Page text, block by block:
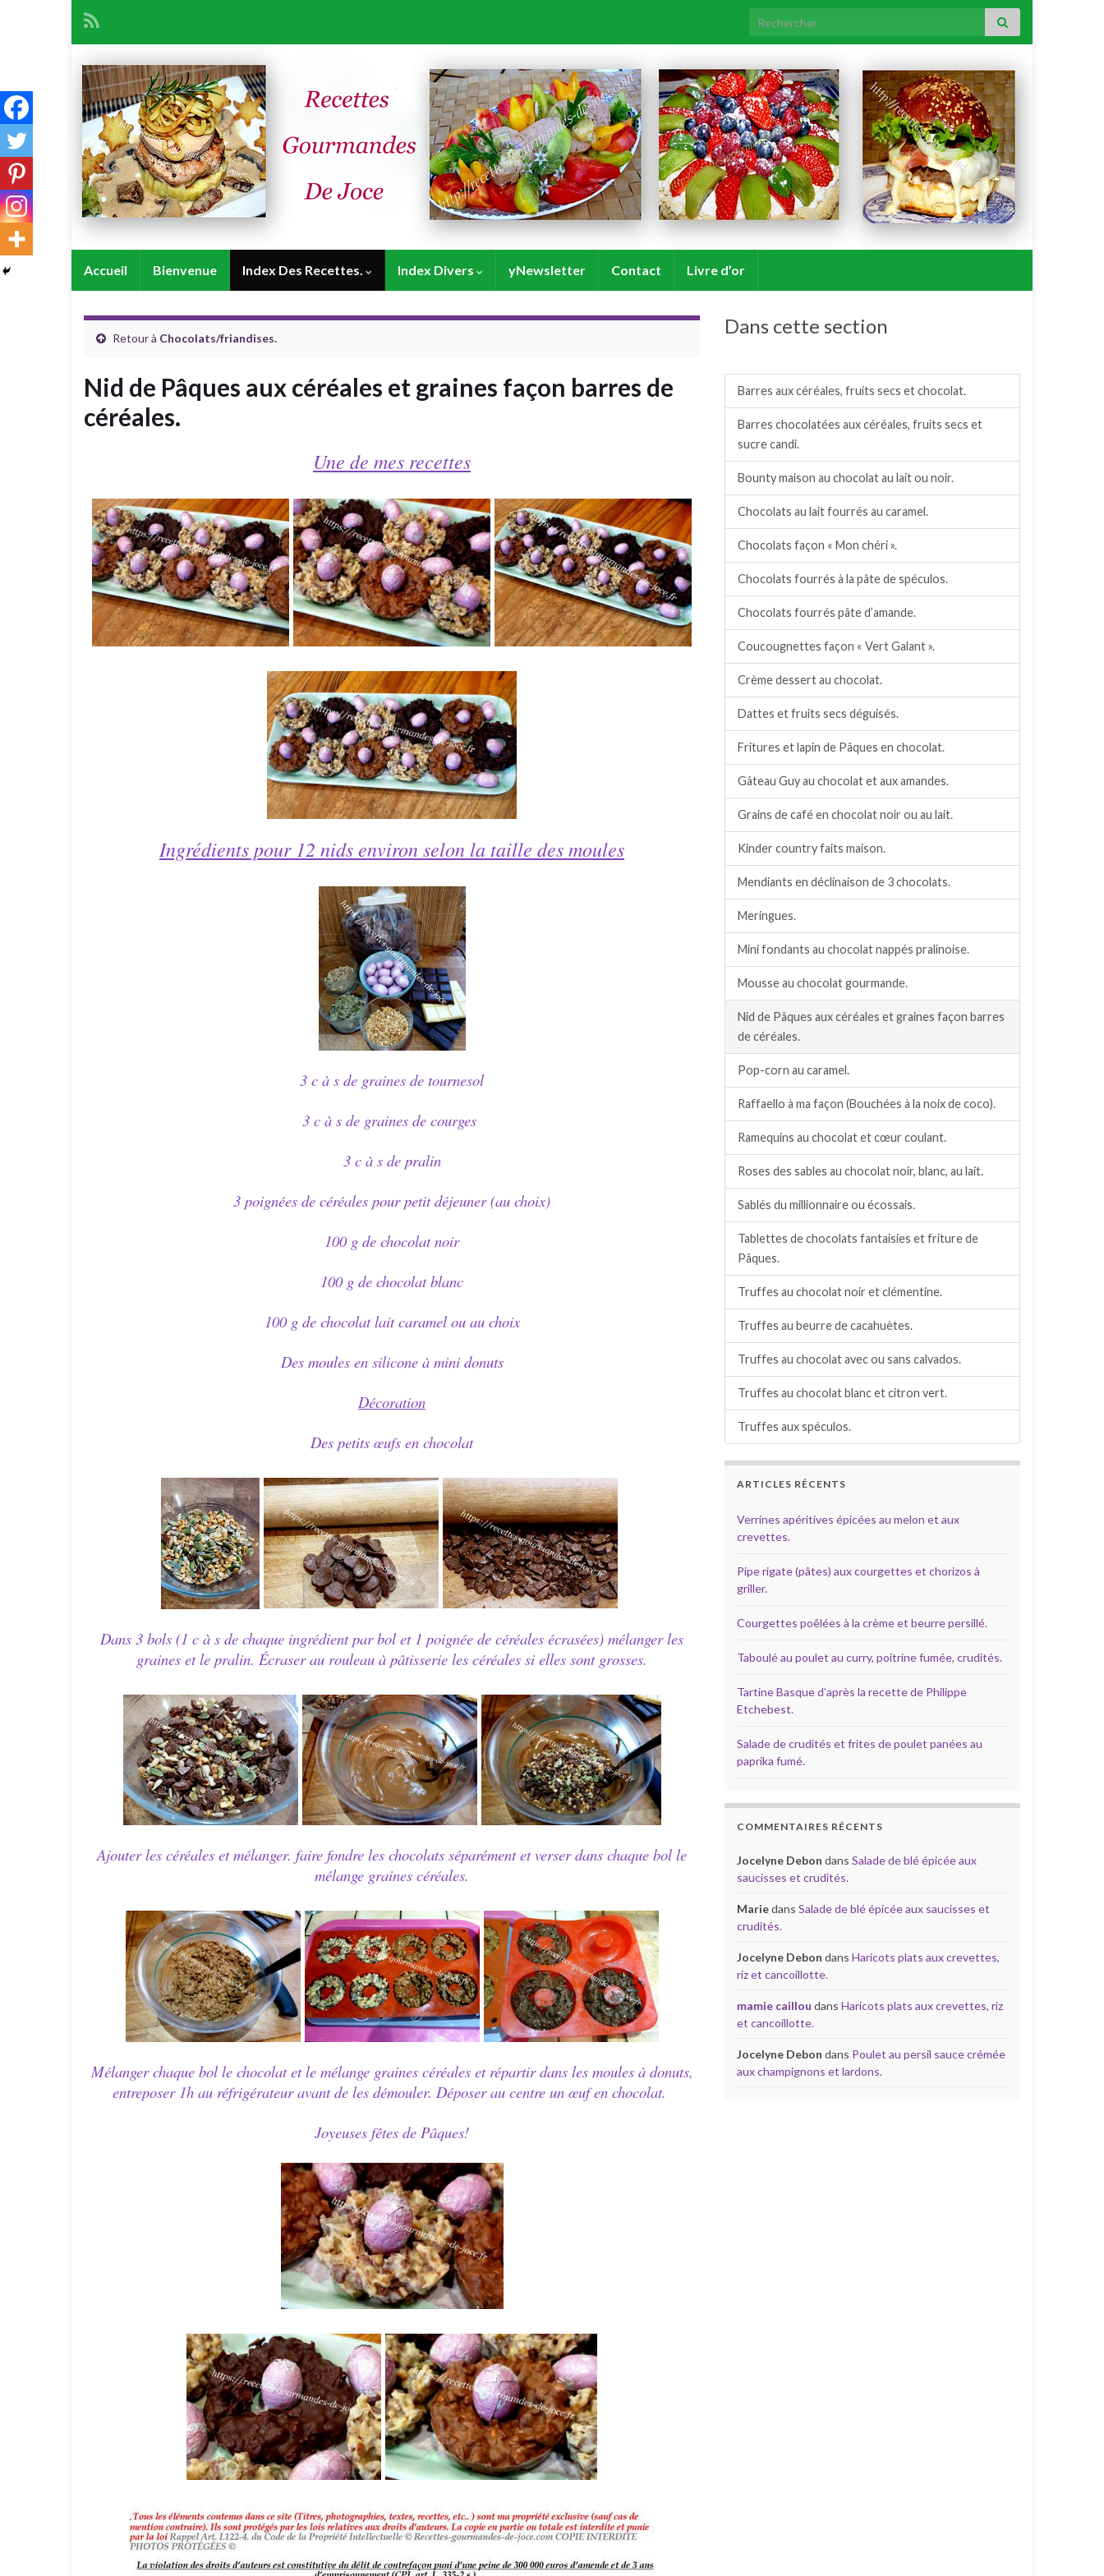
Search for:
Accueil Bienvenue Index Des Recettes. Index Divers yNewsletter Contact Livre d’or
Retour à Chocolats/friandises.
Nid de Pâques aux céréales et graines façon barres de
céréales.
Une de mes recettes
Ingrédients pour 12 nids environ selon la taille des moules
3 c à s de graines de tournesol
3 c à s de graines de courges
3 c à s de pralin
3 poignées de céréales pour petit déjeuner (au choix)
100 g de chocolat noir
100 g de chocolat blanc
100 g de chocolat lait caramel ou au choix
Des moules en silicone à mini donuts
Décoration
Des petits œufs en chocolat
Dans 3 bols (1 c à s de chaque ingrédient par bol et 1 poignée de céréales écrasées) mélanger les
graines et le pralin. Écraser au rouleau à pâtisserie les céréales si elles sont grosses.
Ajouter les céréales et mélanger. faire fondre les chocolats séparément et verser dans chaque bol le
mélange graines céréales.
Mélanger chaque bol le chocolat et le mélange graines céréales et répartir dans les moules à donuts,
entreposer 1h au réfrigérateur avant de les démouler. Déposer au centre un œuf en chocolat.
Joyeuses fêtes de Pâques!
Dans cette section
Barres aux céréales, fruits secs et chocolat.
Barres chocolatées aux céréales, fruits secs et
sucre candi.
Bounty maison au chocolat au lait ou noir.
Chocolats au lait fourrés au caramel.
Chocolats façon « Mon chéri ».
Chocolats fourrés à la pâte de spéculos.
Chocolats fourrés pâte d’amande.
Coucougnettes façon « Vert Galant ».
Crème dessert au chocolat.
Dattes et fruits secs déguisés.
Fritures et lapin de Pâques en chocolat.
Gâteau Guy au chocolat et aux amandes.
Grains de café en chocolat noir ou au lait.
Kinder country faits maison.
Mendiants en déclinaison de 3 chocolats.
Meringues.
Mini fondants au chocolat nappés pralinoise.
Mousse au chocolat gourmande.
Nid de Pâques aux céréales et graines façon barres
de céréales.
Pop-corn au caramel.
Raffaello à ma façon (Bouchées à la noix de coco).
Ramequins au chocolat et cœur coulant.
Roses des sables au chocolat noir, blanc, au lait.
Sablés du millionnaire ou écossais.
Tablettes de chocolats fantaisies et friture de
Pâques.
Truffes au chocolat noir et clémentine.
Truffes au beurre de cacahuètes.
Truffes au chocolat avec ou sans calvados.
Truffes au chocolat blanc et citron vert.
Truffes aux spéculos.
ARTICLES RÉCENTS
Verrines apéritives épicées au melon et aux
crevettes.
Pipe rigate (pâtes) aux courgettes et chorizos à
griller.
Courgettes poêlées à la crème et beurre persillé.
Taboulé au poulet au curry, poitrine fumée, crudités.
Tartine Basque d’après la recette de Philippe
Etchebest.
Salade de crudités et frites de poulet panées au
paprika fumé.
COMMENTAIRES RÉCENTS
Jocelyne Debon dans Salade de blé épicée aux
saucisses et crudités.
Mariedans Salade de blé épicée aux saucisses et
crudités.
Jocelyne Debon dans Haricots plats aux crevettes,
riz et cancoillotte.
mamie caillou dans Haricots plats aux crevettes, riz
et cancoillotte.
Jocelyne Debon dans Poulet au persil sauce crémée
aux champignons et lardons.